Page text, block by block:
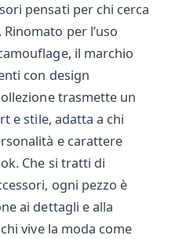
pensati per chi cerca
per l’uso
il marchio
con design
trasmette un
e stile, adatta a chi
e carattere
Che si tratti di
ogni pezzo è
ai dettagli e alla
vive la moda come